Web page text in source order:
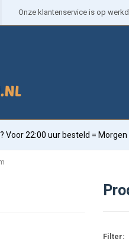
Onze klantenservice is op
Voor 22:00 uur besteld = Morgen
Filter: